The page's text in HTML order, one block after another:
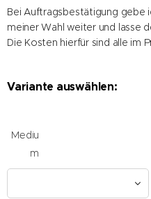
Bei Auftragsbestätigung gebe
meiner Wahl weiter und lasse
Die Kosten hierfür sind alle im
Variante auswählen:
Mediu
m